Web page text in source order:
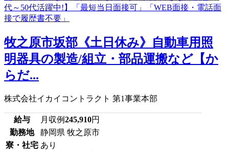
牧之原市坂部《土日休み》自動車用照
明器具の製造/組立・部品運搬など【か
らだ...
株式会社イカイコントラクト 第1事業本部
給与 月収例245,910円
勤務地
静岡県 牧之原市
寮・社宅 あり